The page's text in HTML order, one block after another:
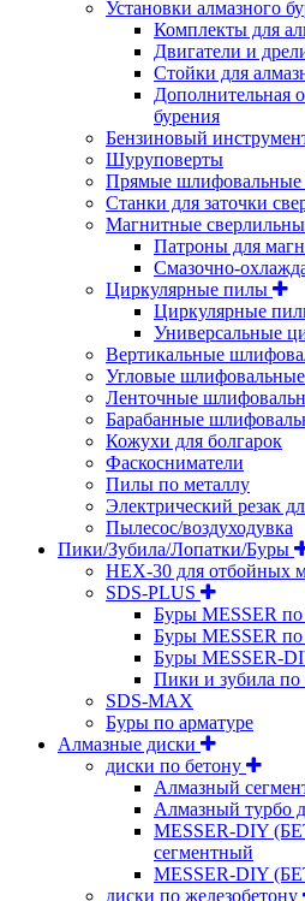
Установки алмазного
Комплекты для
Двигатели и
Стойки для
Дополнительная
бурения
Бензиновый
Шуруповерты
Прямые
Станки для заточки
Магнитные
Патроны для
Смазочно-
Циркулярные пилы
Циркулярные
Универсальные
Вертикальные
Угловые
Ленточные
Барабанные
Кожухи для болгарок
Фаскосниматели
Пилы по металлу
Электрический резак
Пылесос/воздуходувка
Пики/Зубила/Лопатки/Буры
HEX-30 для отбойных
SDS-PLUS
Буры MESSER
Буры MESSER
Буры MESSER-
Пики и зубила по
SDS-MAX
Буры по арматуре
Алмазные диски
диски по бетону
Алмазный
Алмазный турбо
MESSER-DIY
сегментный
MESSER-DIY
диски по железобетону